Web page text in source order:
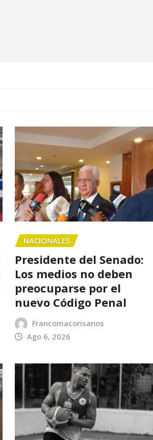
NACIONALES
Presidente del Senado:
Los medios no deben
preocuparse por el
nuevo Código Penal
Francomacorisanos
Ago 6, 2026